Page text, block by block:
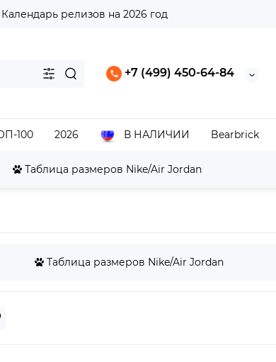
Календарь релизов на 2026 год
+7 (499) 450-64-84
100 2026 В НАЛИЧИИ Bearbrick
Таблица размеров Nike/Air Jordan
Детские Jordan 1 Low ALT Black Metallic Gold
Таблица размеров Nike/Air Jordan